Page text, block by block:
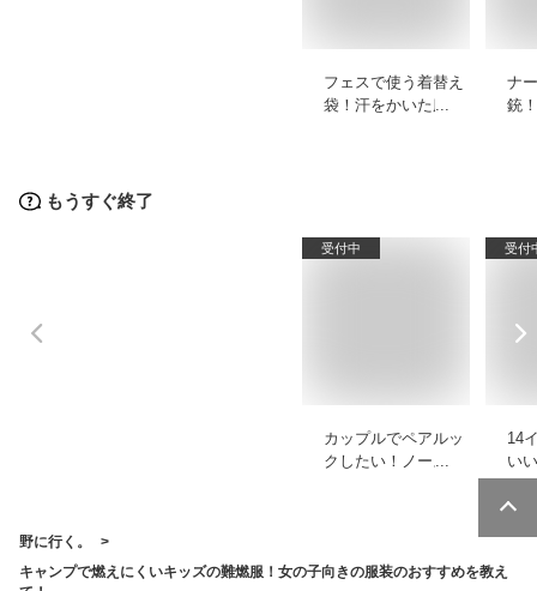
フェスで使う着替え
袋！汗をかいた服を
ナ
銃
もうすぐ終了
受付中
カップルでペアルッ
クしたい！ノースフ
受付
14
い
ル
す
野に行く。
キャンプで燃えにくいキッズの難燃服！女の子向きの服装のおすすめを教え